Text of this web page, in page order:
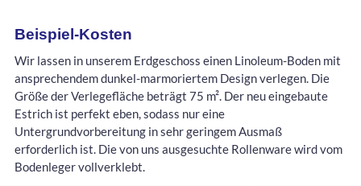
Beispiel-Kosten
Wir lassen in unserem Erdgeschoss einen Linoleum-Boden mit
ansprechendem dunkel-marmoriertem Design verlegen. Die
Größe der Verlegefläche beträgt 75 m². Der neu eingebaute
Estrich ist perfekt eben, sodass nur eine
Untergrundvorbereitung in sehr geringem Ausmaß
erforderlich ist. Die von uns ausgesuchte Rollenware wird vom
Bodenleger vollverklebt.